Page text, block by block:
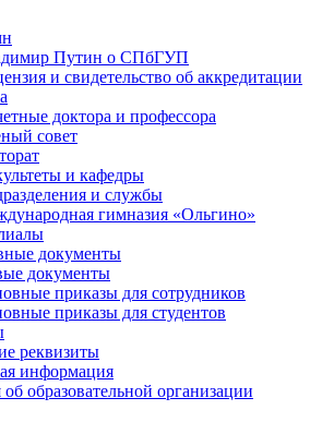
Путин о СПбГУП
и свидетельство об аккредитации
доктора и профессора
совет
и кафедры
и службы
гимназия «Ольгино»
документы
документы
приказы для сотрудников
приказы для студентов
реквизиты
информация
образовательной организации